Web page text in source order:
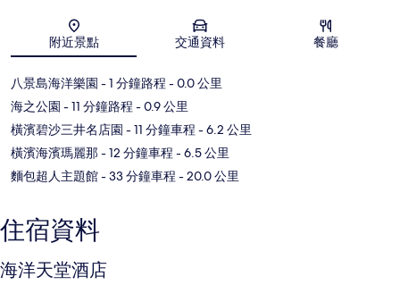
地圖
附近景點 交通資料 餐廳
八景島海洋樂園 - 1 分鐘路程 - 0.0 公里
海之公園 - 11 分鐘路程 - 0.9 公里
橫濱碧沙三井名店園 - 11 分鐘車程 - 6.2 公里
橫濱海濱瑪麗那 - 12 分鐘車程 - 6.5 公里
麵包超人主題館- 33 分鐘車程 - 20.0 公里
住宿資料
海洋天堂酒店